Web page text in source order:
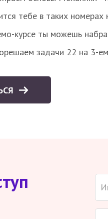
тебе в таких
курсе ты можешь
задачи 22 на 3-